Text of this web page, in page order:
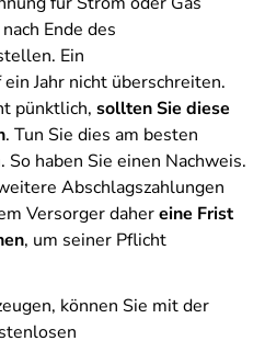
Ende des
Ein
Jahr nicht überschreiten.
pünktlich, sollten Sie diese
. Tun Sie dies am besten
haben Sie einen Nachweis.
Abschlagszahlungen
Versorger dahereine Frist
, um seiner Pflicht
können Sie mit der